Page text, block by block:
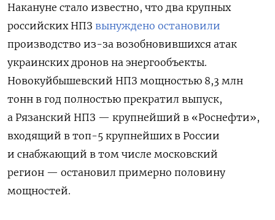
Накануне стало известно, что два крупных
российских НПЗ вынуждено остановили
производство из-за возобновившихся атак
украинских дронов на энергообъекты.
Новокуйбышевский НПЗ мощностью 8,3 млн
тонн в год полностью прекратил выпуск,
а Рязанский НПЗ — крупнейший в «Роснефти»,
входящий в топ-5 крупнейших в России
и снабжающий в том числе московский
регион — остановил примерно половину
мощностей.